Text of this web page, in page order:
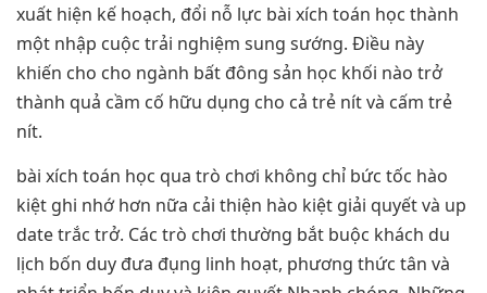
xuất hiện kế hoạch, đổi nỗ lực bài xích toán học thành
một nhập cuộc trải nghiệm sung sướng. Điều này
khiến cho cho ngành bất đông sản học khối nào trở
thành quả cầm cố hữu dụng cho cả trẻ nít và cấm trẻ
nít.
bài xích toán học qua trò chơi không chỉ bức tốc hào
kiệt ghi nhớ hơn nữa cải thiện hào kiệt giải quyết và up
date trắc trở. Các trò chơi thường bắt buộc khách du
lịch bốn duy đưa đụng linh hoạt, phương thức tân và